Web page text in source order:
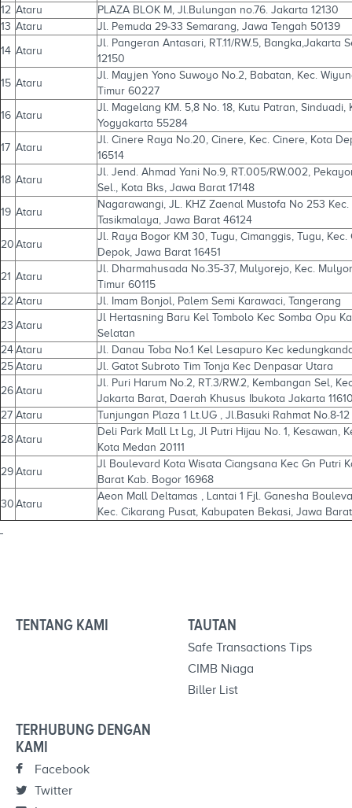
12 Ataru
PLAZA BLOK M, Jl.Bulungan no.76. Jakarta 12130
13 Ataru Jl. Pemuda 29-33 Semarang, Jawa Tengah 50139
14 Ataru
Jl. Pangeran Antasari, RT.11/RW.5, Bangka,Jakarta
12150
15 Ataru
Jl. Mayjen Yono Suwoyo No.2, Babatan, Kec.
Timur 60227
16 Ataru
Jl. Magelang KM. 5,8 No. 18, Kutu Patran, Sinduadi,
Yogyakarta 55284
17 Ataru
Jl. Cinere Raya No.20, Cinere, Kec. Cinere, Kota
16514
18 Ataru
Jl. Jend. Ahmad Yani No.9, RT.005/RW.002,
Sel., Kota Bks, Jawa Barat 17148
19 Ataru
Nagarawangi, JL. KHZ Zaenal Mustofa No 253 Kec.
Tasikmalaya, Jawa Barat 46124
20 Ataru
Jl. Raya Bogor KM 30, Tugu, Cimanggis, Tugu, Kec.
Depok, Jawa Barat 16451
21 Ataru
Jl. Dharmahusada No.35-37, Mulyorejo, Kec.
Timur 60115
22 Ataru Jl. Imam Bonjol, Palem Semi Karawaci, Tangerang
23 Ataru
Jl Hertasning Baru Kel Tombolo Kec Somba Opu
Selatan
24 Ataru
Jl. Danau Toba No.1 Kel Lesapuro Kec
25 Ataru Jl. Gatot Subroto Tim Tonja Kec Denpasar Utara
26 Ataru
Jl. Puri Harum No.2, RT.3/RW.2, Kembangan Sel,
Jakarta Barat, Daerah Khusus Ibukota Jakarta
27 Ataru Tunjungan Plaza 1 Lt.UG , Jl.Basuki Rahmat No.8-
28 Ataru
Deli Park Mall Lt Lg, Jl Putri Hijau No. 1, Kesawan,
Kota Medan 20111
29 Ataru
Jl Boulevard Kota Wisata Ciangsana Kec Gn Putri
Barat Kab. Bogor 16968
30 Ataru
Aeon Mall Deltamas , Lantai 1 Fjl. Ganesha
Kec. Cikarang Pusat, Kabupaten Bekasi, Jawa
TENTANG KAMI TAUTAN
Safe Transactions Tips
CIMB Niaga
Biller List
TERHUBUNG DENGAN
KAMI
Facebook
Twitter